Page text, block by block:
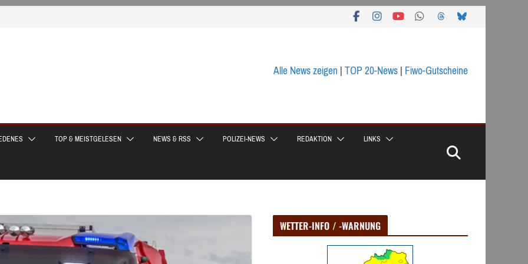
Alle News zeigen|TOP 20-News|Fiwo-Gutscheine
TOP & MEISTGELESEN NEWS & RSS POLIZEI-NEWS REDAKTION LINKS
WETTER-INFO / -WARNUNG